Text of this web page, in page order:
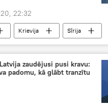
22:32
Krievija Sīrija
zaudējusi pusi kravu:
padomu, kā glābt tranzītu